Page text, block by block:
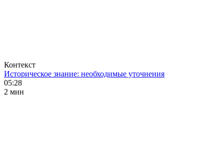
Контекст
Историческое знание: необходимые уточнения
05:28
2 мин